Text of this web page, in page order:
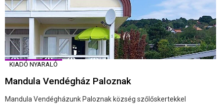
KIADÓ NYARALÓ
Mandula Vendégház Paloznak
Mandula Vendégházunk Paloznak község szőlőskertekkel